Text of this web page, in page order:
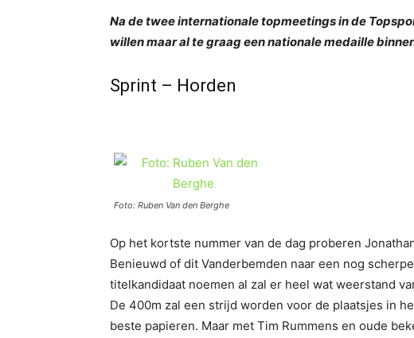
Na de twee internationale topmeetings in de
willen maar al te graag een nationale medaille
Sprint – Horden
Foto: Ruben Van den Berghe
Op het kortste nummer van de dag proberen
Benieuwd of dit Vanderbemden naar een nog
titelkandidaat noemen al zal er heel wat weerstand
De 400m zal een strijd worden voor de plaatsjes in
beste papieren. Maar met Tim Rummens en oude